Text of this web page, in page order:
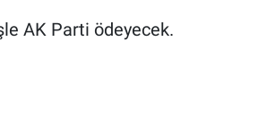
AK Parti ödeyecek.